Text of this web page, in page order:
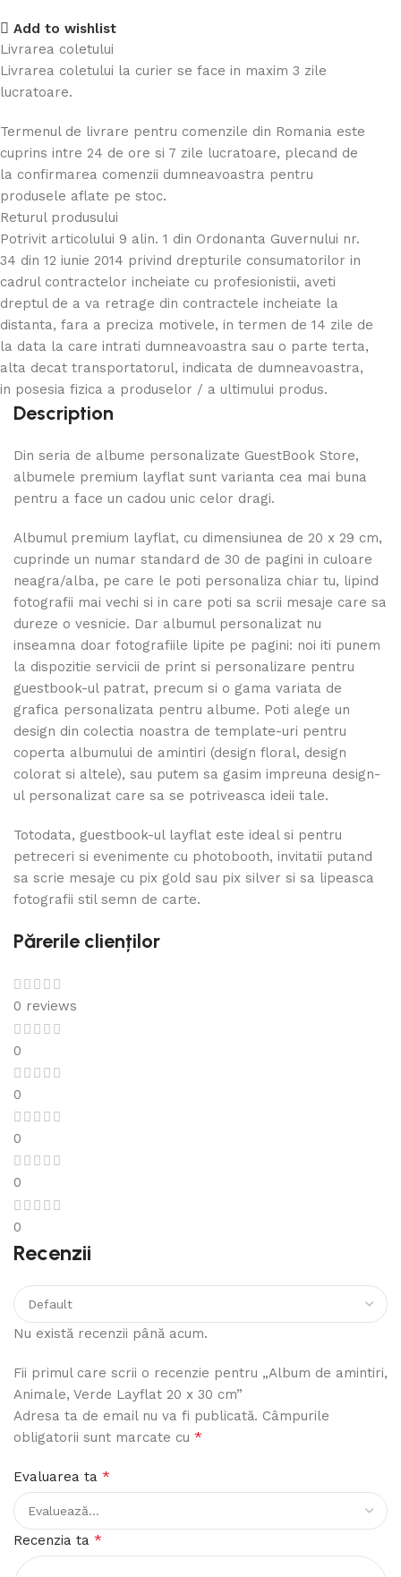
Add to wishlist
Livrarea coletului
Livrarea coletului la curier se face in maxim 3 zile
lucratoare.
Termenul de livrare pentru comenzile din Romania este
cuprins intre 24 de ore si 7 zile lucratoare, plecand de
la confirmarea comenzii dumneavoastra pentru
produsele aflate pe stoc.
Returul produsului
Potrivit articolului 9 alin. 1 din Ordonanta Guvernului nr.
34 din 12 iunie 2014 privind drepturile consumatorilor in
cadrul contractelor incheiate cu profesionistii, aveti
dreptul de a va retrage din contractele incheiate la
distanta, fara a preciza motivele, in termen de 14 zile de
la data la care intrati dumneavoastra sau o parte terta,
alta decat transportatorul, indicata de dumneavoastra,
in posesia fizica a produselor / a ultimului produs.
Description
Din seria de albume personalizate GuestBook Store,
albumele premium layflat sunt varianta cea mai buna
pentru a face un cadou unic celor dragi.
Albumul premium layflat, cu dimensiunea de 20 x 29 cm,
cuprinde un numar standard de 30 de pagini in culoare
neagra/alba, pe care le poti personaliza chiar tu, lipind
fotografii mai vechi si in care poti sa scrii mesaje care sa
dureze o vesnicie. Dar albumul personalizat nu
inseamna doar fotografiile lipite pe pagini: noi iti punem
la dispozitie servicii de print si personalizare pentru
guestbook-ul patrat, precum si o gama variata de
grafica personalizata pentru albume. Poti alege un
design din colectia noastra de template-uri pentru
coperta albumului de amintiri (design floral, design
colorat si altele), sau putem sa gasim impreuna design-
ul personalizat care sa se potriveasca ideii tale.
Totodata, guestbook-ul layflat este ideal si pentru
petreceri si evenimente cu photobooth, invitatii putand
sa scrie mesaje cu pix gold sau pix silver si sa lipeasca
fotografii stil semn de carte.
Părerile clienților
0 reviews
0
0
0
0
0
Recenzii
Nu există recenzii până acum.
Fii primul care scrii o recenzie pentru „Album de amintiri,
Animale, Verde Layflat 20 x 30 cm”
Adresa ta de email nu va fi publicată. Câmpurile
obligatorii sunt marcate cu *
Evaluarea ta *
Recenzia ta *